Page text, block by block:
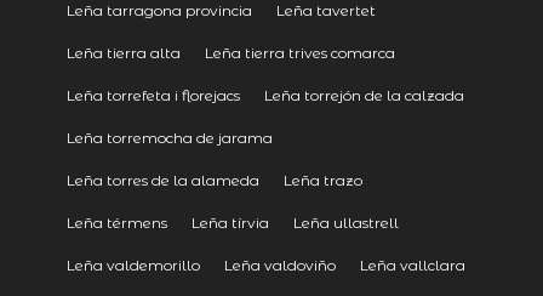
Leña tarragona provincia Leña tavertet
Leña tierra alta Leña tierra trives comarca
Leña torrefeta i florejacs Leña torrejón de la calzada
Leña torremocha de jarama
Leña torres de la alameda Leña trazo
Leña térmens Leña tírvia Leña ullastrell
Leña valdemorillo Leña valdoviño Leña vallclara